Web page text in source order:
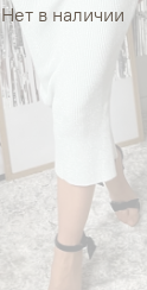
Нет в наличии